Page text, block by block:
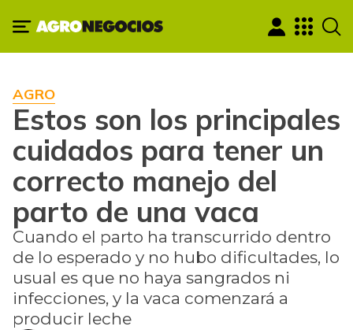
AGRO
Estos son los principales
cuidados para tener un
correcto manejo del
parto de una vaca
Cuando el parto ha transcurrido dentro
de lo esperado y no hubo dificultades, lo
usual es que no haya sangrados ni
infecciones, y la vaca comenzará a
producir leche